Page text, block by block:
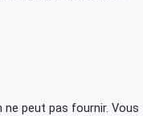
peut pas fournir. Vous